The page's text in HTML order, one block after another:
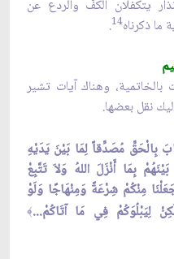
يتكفلان الكفّ والردع عن
ما ذكرناه14
.
وهناك آيات تشير
نقل بعضها.
بِالْحَقِّ مُصَدِّقاً لِمَا بَيْنَ يَدَيْهِ
بِمَا أَنْزَلَ اللهُ وَلاَ تَتَّبِعْ
مِنْكُمْ شِرْعَةً وَمِنْهَاجًا وَلَوْ
لِيَبْلُوَكُمْ فِي مَا آتَاكُمْ...﴾